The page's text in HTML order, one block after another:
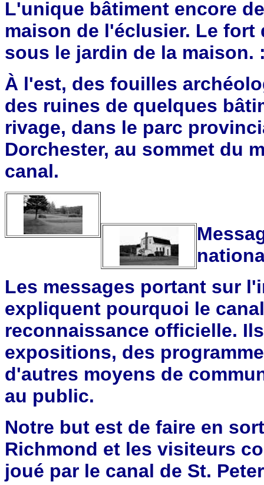
L'unique bâtiment encore
maison de l'éclusier. Le
sous le jardin de la maison.
À l'est, des fouilles
des ruines de quelques
rivage, dans le parc
Dorchester, au sommet du
canal.
Les messages portant sur
expliquent pourquoi le
reconnaissance officielle.
expositions, des
d'autres moyens de
au public.
Notre but est de faire en
Richmond et les visiteurs
joué par le canal de St.